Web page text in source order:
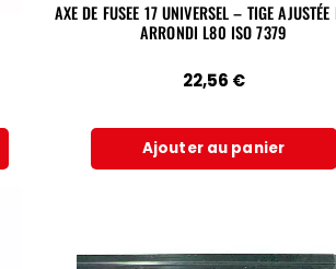
AXE DE FUSEE 17 UNIVERSEL – TIGE
ARRONDI L80 ISO 7379
22,56 €
Ajouter au panier